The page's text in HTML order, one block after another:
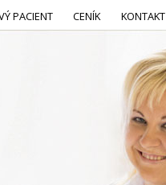
PACIENT CENÍK KONTAKT